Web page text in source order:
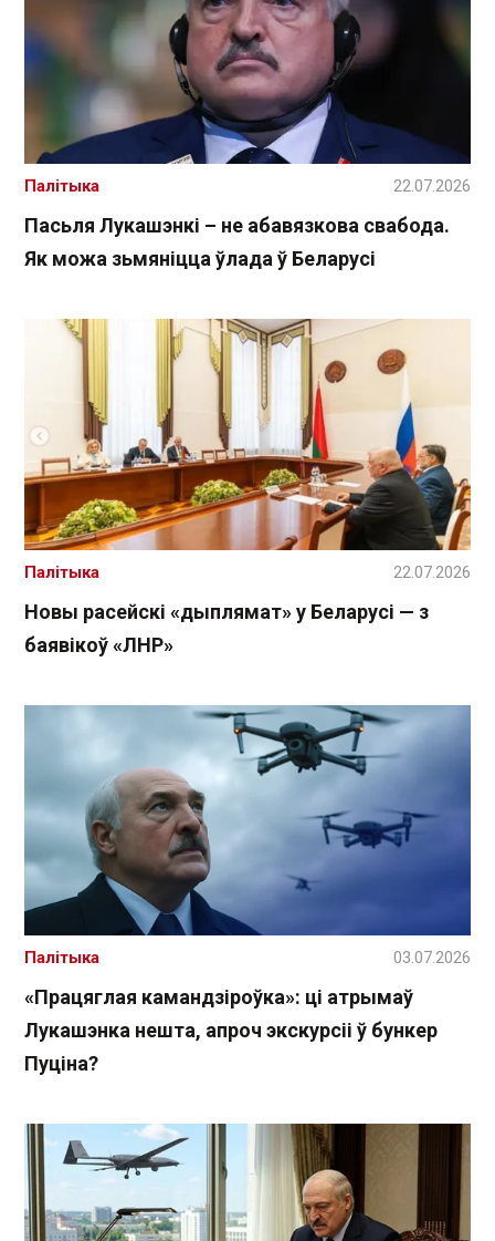
Пасьля Лукашэнкі – не абавязкова свабода.
Як можа зьмяніцца ўлада ў Беларусі
Палітыка 22.07.2026
Новы расейскі «дыплямат» у Беларусі — з
баявікоў «ЛНР»
Палітыка 22.07.2026
«Працяглая камандзіроўка»: ці атрымаў
Лукашэнка нешта, апроч экскурсіі ў бункер
Пуціна?
Палітыка 03.07.2026